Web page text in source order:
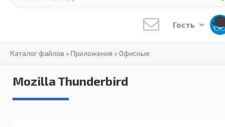
Гость
Каталог файлов »Приложения »Офисные
Mozilla Thunderbird